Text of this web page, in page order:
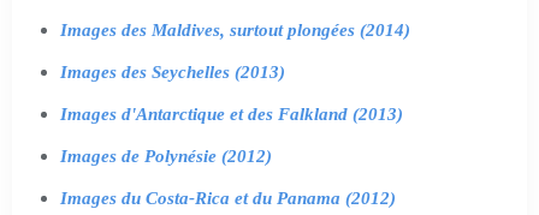
Images des Maldives, surtout plongées (2014)
Images des Seychelles (2013)
Images d'Antarctique et des Falkland (2013)
Images de Polynésie (2012)
Images du Costa-Rica et du Panama (2012)